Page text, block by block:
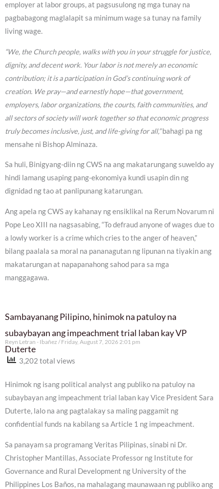
employer at labor groups, at pagsusulong ng mga tunay na
pagbabagong maglalapit sa minimum wage sa tunay na family
living wage.
“We, the Church people, walks with you in your struggle for justice,
dignity, and decent work. Your labor is not merely an economic
contribution; it is a participation in God’s continuing work of
creation. We pray—and earnestly hope—that government,
employers, labor organizations, the courts, faith communities, and
all sectors of society will work together so that economic progress
truly becomes inclusive, just, and life-giving for all,”bahagi pa ng
mensahe ni Bishop Alminaza.
Sa huli, Binigyang-diin ng CWS na ang makatarungang suweldo ay
hindi lamang usaping pang-ekonomiya kundi usapin din ng
dignidad ng tao at panlipunang katarungan.
Ang apela ng CWS ay kahanay ng ensiklikal na Rerum Novarum ni
Pope Leo XIII na nagsasabing, “To defraud anyone of wages due to
a lowly worker is a crime which cries to the anger of heaven,”
bilang paalala sa moral na pananagutan ng lipunan na tiyakin ang
makatarungan at napapanahong sahod para sa mga
manggagawa.
Sambayanang Pilipino, hinimok na patuloy na
subaybayan ang impeachment trial laban kay VP
Duterte
Reyn Letran - Ibañez Friday, August 7, 2026 2:01 pm
3,202 total views
Hinimok ng isang political analyst ang publiko na patuloy na
subaybayan ang impeachment trial laban kay Vice President Sara
Duterte, lalo na ang pagtalakay sa maling paggamit ng
confidential funds na kabilang sa Article 1 ng impeachment.
Sa panayam sa programang Veritas Pilipinas, sinabi ni Dr.
Christopher Mantillas, Associate Professor ng Institute for
Governance and Rural Development ng University of the
Philippines Los Baños, na mahalagang maunawaan ng publiko ang